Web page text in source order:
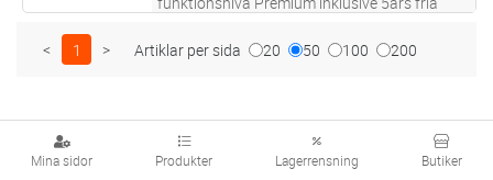
Mina sidor Produkter Lagerrensning Butiker
enheten kan enkelt utökas med stöd för flera
< 1 > Artiklar per sida 20 50 100 200